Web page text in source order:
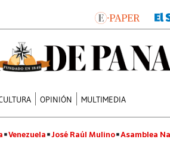
OPINIÓN MULTIMEDIA
Venezuela José Raúl Mulino Asamblea